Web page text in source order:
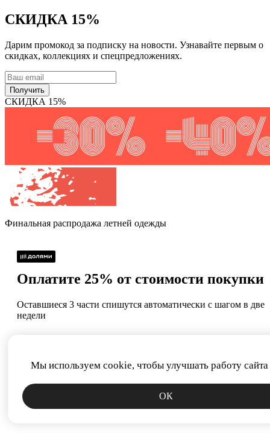
Мы используем cookie, чтобы улучшать работу сайта
ОК
СКИДКА 15%
Дарим промокод за подписку на новости. Узнавайте первым о
скидках, коллекциях и спецпредложениях.
Получить
СКИДКА 15%
Финальная распродажа летней одежды
Оплатите 25% от стоимости покупки
Оставшиеся 3 части спишутся автоматически с шагом в две
недели
Сегодня